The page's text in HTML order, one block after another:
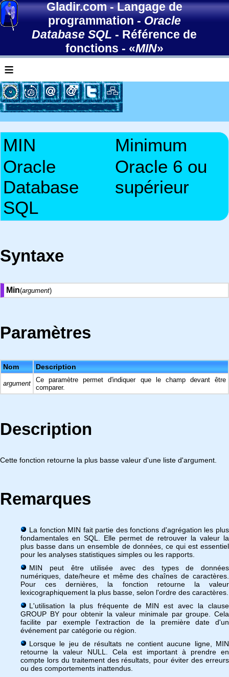
Gladir.com-Langage de
programmation-Oracle
Database SQL - Référence de
fonctions - «MIN»
≡
MIN
Minimum
Oracle
Database
SQL
Oracle 6 ou
supérieur
Syntaxe
Min(argument)
Paramètres
Nom Description
argument
Ce paramètre permet d'indiquer que le champ devant être
comparer.
Description
Cette fonction retourne la plus basse valeur d'une liste d'argument.
Remarques
La fonction MIN fait partie des fonctions d'agrégation les plus
fondamentales en SQL. Elle permet de retrouver la valeur la
plus basse dans un ensemble de données, ce qui est essentiel
pour les analyses statistiques simples ou les rapports.
MIN peut être utilisée avec des types de données
numériques, date/heure et même des chaînes de caractères.
Pour ces dernières, la fonction retourne la valeur
lexicographiquement la plus basse, selon l'ordre des caractères.
L'utilisation la plus fréquente de MIN est avec la clause
GROUP BY pour obtenir la valeur minimale par groupe. Cela
facilite par exemple l'extraction de la première date d'un
événement par catégorie ou région.
Lorsque le jeu de résultats ne contient aucune ligne, MIN
retourne la valeur NULL. Cela est important à prendre en
compte lors du traitement des résultats, pour éviter des erreurs
ou des comportements inattendus.